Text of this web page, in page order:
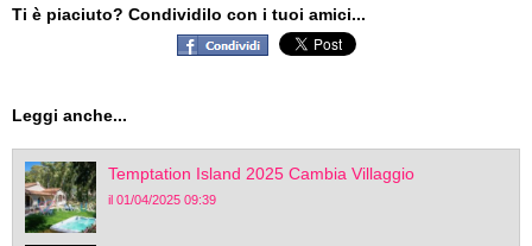
Ti è piaciuto? Condividilo con i tuoi amici...
Leggi anche...
Temptation Island 2025 Cambia Villaggio
il 01/04/2025 09:39